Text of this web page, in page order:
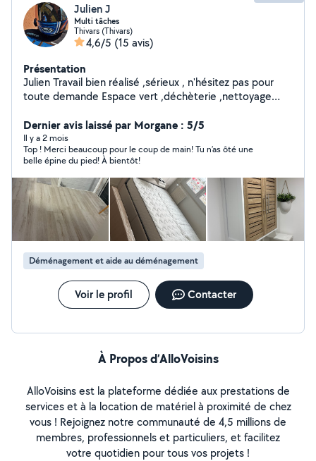
Julien J
Multi tâches
Thivars (Thivars)
4,6/5 (15 avis)
Présentation
Julien Travail bien réalisé ,sérieux , n'hésitez pas pour
toute demande Espace vert ,déchèterie ,nettoyage
parquet ou autre aide A votre service !!
Dernier avis laissé par Morgane : 5/5
Il y a 2 mois
Top ! Merci beaucoup pour le coup de main! Tu n’as ôté une
belle épine du pied! À bientôt!
Déménagement et aide au déménagement
Voir le profil Contacter
À Propos d’AlloVoisins
AlloVoisins est la plateforme dédiée aux prestations de
services et à la location de matériel à proximité de chez
vous ! Rejoignez notre communauté de 4,5 millions de
membres, professionnels et particuliers, et facilitez
votre quotidien pour tous vos projets !